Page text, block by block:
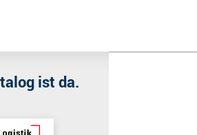
ist da.
unserer Website. Einige von ihnen